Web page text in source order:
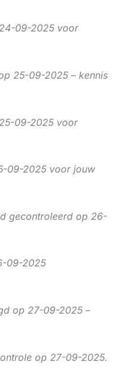
09-2025 voor
25-09-2025 – kennis
09-2025 voor
09-2025 voor jouw
gecontroleerd op 26-
09-2025
op 27-09-2025 –
op 27-09-2025.